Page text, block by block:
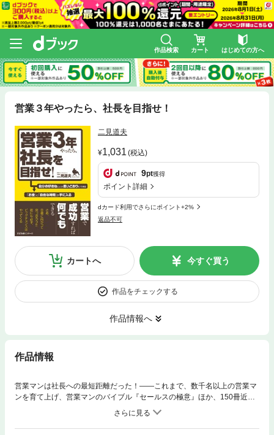
作品検索 カート はじめての方へ
営業３年やったら、社長を目指せ！
二見道夫
1,031 (税込)
9pt獲得
ポイント詳細
dカード利用でさらにポイント+2%
返品不可
カートへ 今すぐ買う
作品をチェックする
作品情報へ
作品情報
営業マンは社長への最短距離だった！——これまで、数千名以上の営業マ
ンを育て上げ、営業マンのバイブル『セールスの極意』ほか、150冊近く
の著書を持つ伝説のコンサルタントが満を持して送る、営業マンが社長に
なって成功するための「指南書」。本書が、日々のセールス活動に励んで
いる営業マンに勇気を与えることは間違いありません!!